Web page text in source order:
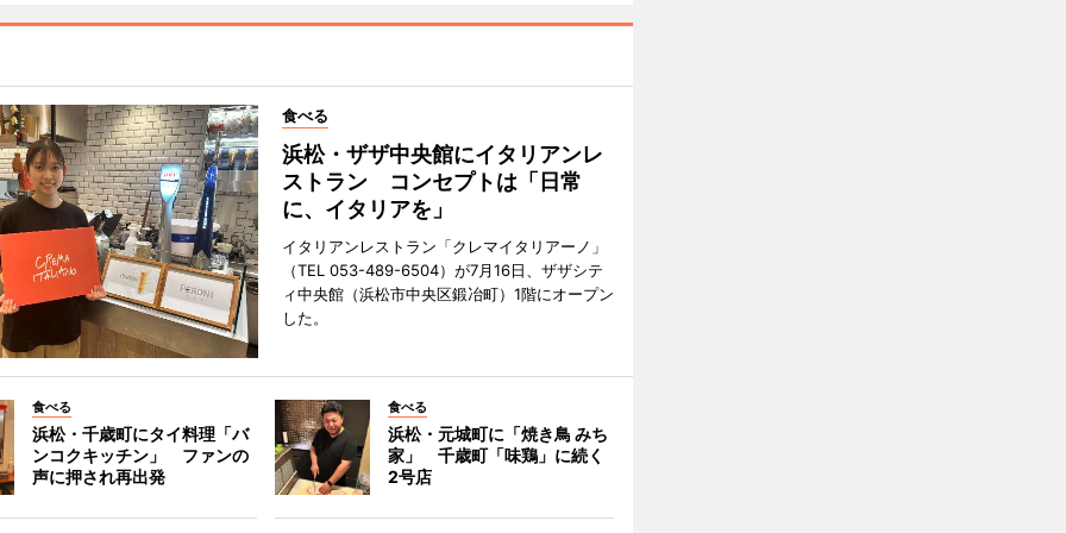
食べる
浜松・ザザ中央館にイタリアンレ
ストラン コンセプトは「日常
に、イタリアを」
イタリアンレストラン「クレマイタリアーノ」
（TEL 053-489-6504）が7月16日、ザザシテ
ィ中央館（浜松市中央区鍛冶町）1階にオープン
した。
食べる
浜松・千歳町にタイ料理「バ
ンコクキッチン」 ファンの
声に押され再出発
食べる
浜松・元城町に「焼き鳥 みち
家」 千歳町「味鶏」に続く
2号店